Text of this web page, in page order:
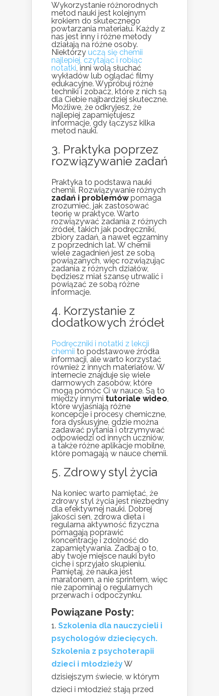
Wykorzystanie różnorodnych
metod nauki jest kolejnym
krokiem do skutecznego
powtarzania materiału. Każdy z
nas jest inny i różne metody
działają na różne osoby.
Niektórzy uczą się chemii
najlepiej, czytając i robiąc
notatki, inni wolą słuchać
wykładów lub oglądać filmy
edukacyjne. Wypróbuj różne
techniki i zobacz, które z nich są
dla Ciebie najbardziej skuteczne.
Możliwe, że odkryjesz, że
najlepiej zapamiętujesz
informacje, gdy łączysz kilka
metod nauki.
3. Praktyka poprzez
rozwiązywanie zadań
Praktyka to podstawa nauki
chemii. Rozwiązywanie różnych
zadań i problemówpomaga
zrozumieć, jak zastosować
teorię w praktyce. Warto
rozwiązywać zadania z różnych
źródeł, takich jak podręczniki,
zbiory zadań, a nawet egzaminy
z poprzednich lat. W chemii
wiele zagadnień jest ze sobą
powiązanych, więc rozwiązując
zadania z różnych działów,
będziesz miał szansę utrwalić i
powiązać ze sobą różne
informacje.
4. Korzystanie z
dodatkowych źródeł
Podręczniki i notatki z lekcji
chemii to podstawowe źródła
informacji, ale warto korzystać
również z innych materiałów. W
internecie znajduje się wiele
darmowych zasobów, które
mogą pomóc Ci w nauce. Są to
między innymi tutoriale wideo,
które wyjaśniają różne
koncepcje i procesy chemiczne,
fora dyskusyjne, gdzie można
zadawać pytania i otrzymywać
odpowiedzi od innych uczniów,
a także różne aplikacje mobilne,
które pomagają w nauce chemii.
5. Zdrowy styl życia
Na koniec warto pamiętać, że
zdrowy styl życia jest niezbędny
dla efektywnej nauki. Dobrej
jakości sen, zdrowa dieta i
regularna aktywność fizyczna
pomagają poprawić
koncentrację i zdolność do
zapamiętywania. Zadbaj o to,
aby twoje miejsce nauki było
ciche i sprzyjało skupieniu.
Pamiętaj, że nauka jest
maratonem, a nie sprintem, więc
nie zapominaj o regularnych
przerwach i odpoczynku.
Powiązane Posty:
Szkolenia dla nauczycieli i
psychologów dziecięcych.
Szkolenia z psychoterapii
dzieci i młodzieżyW
dzisiejszym świecie, w którym
dzieci i młodzież stają przed